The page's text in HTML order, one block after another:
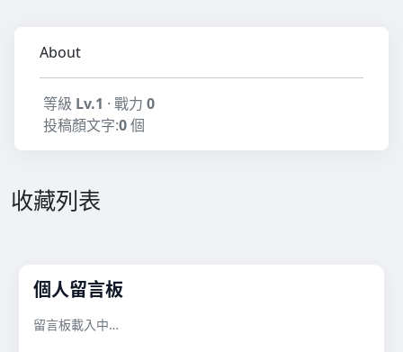
About
等級 Lv.1 · 戰力 0
投稿顏文字:0個
收藏列表
個人留言板
留言板載入中…